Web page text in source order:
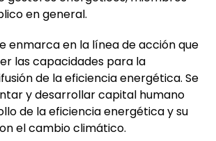
en general.
enmarca en la línea de acción que
las capacidades para la
de la eficiencia energética. Se
y desarrollar capital humano
de la eficiencia energética y su
el cambio climático.